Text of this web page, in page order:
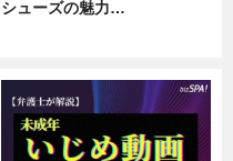
シューズの魅力…